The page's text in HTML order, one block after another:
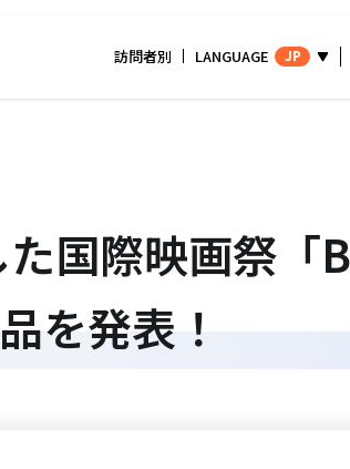
訪問者別 LANGUAGE JP
た国際映画祭
を発表！